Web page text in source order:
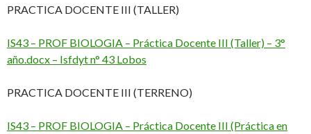
PRACTICA DOCENTE III (TALLER)
IS43 – PROF BIOLOGIA – Práctica Docente III (Taller) – 3°
año.docx – Isfdyt n° 43 Lobos
PRACTICA DOCENTE III (TERRENO)
IS43 – PROF BIOLOGIA – Práctica Docente III (Práctica en